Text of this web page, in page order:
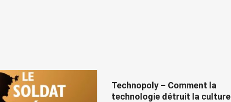
Technopoly – Comment la
technologie détruit la culture